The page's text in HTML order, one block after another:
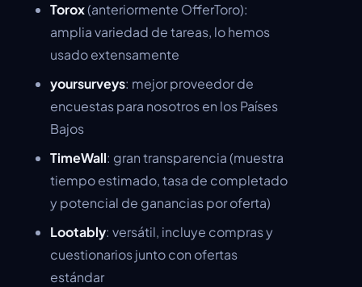
Torox(anteriormente OfferToro):
amplia variedad de tareas, lo hemos
usado extensamente
yoursurveys: mejor proveedor de
encuestas para nosotros en los Países
Bajos
TimeWall: gran transparencia (muestra
tiempo estimado, tasa de completado
y potencial de ganancias por oferta)
Lootably: versátil, incluye compras y
cuestionarios junto con ofertas
estándar